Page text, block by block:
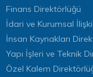
Finans Direktörlüğü
İdari ve Kurumsal
İnsan Kaynakları
Yapı İşleri ve Teknik
Özel Kalem